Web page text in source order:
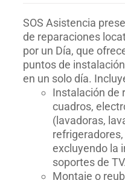
SOS Asistencia
de reparaciones
por un Día, que
puntos de
en un solo día.
Instalación de
cuadros,
(lavadoras,
excluyendo la
soportes de TV.
Montaje o